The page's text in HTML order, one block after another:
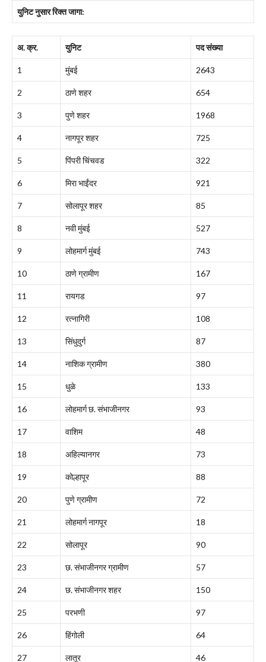
युनिट नुसार रिक्त जागा:
अ. क्र. युनिट पद संख्या
1 मुंबई 2643
2 ठाणे शहर 654
3 पुणे शहर 1968
4 नागपूर शहर 725
5 पिंपरी चिंचवड 322
6 मिरा भाईंदर 921
7 सोलापूर शहर 85
8 नवी मुंबई 527
9 लोहमार्ग मुंबई 743
10 ठाणे ग्रामीण 167
11 रायगड 97
12 रत्नागिरी 108
13 सिंधुदुर्ग 87
14 नाशिक ग्रामीण 380
15 धुळे 133
16 लोहमार्ग छ. संभाजीनगर 93
17 वाशिम 48
18 अहिल्यानगर 73
19 कोल्हापूर 88
20 पुणे ग्रामीण 72
21 लोहमार्ग नागपूर 18
22 सोलापूर 90
23 छ. संभाजीनगर ग्रामीण 57
24 छ. संभाजीनगर शहर 150
25 परभणी 97
26 हिंगोली 64
27 लातूर 46